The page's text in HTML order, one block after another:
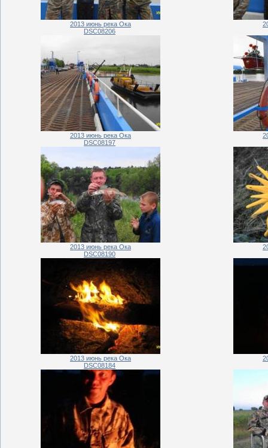
2013 июнь река Ока
DSC08206
2013 июнь река Ока
DSC08197
2013 июнь река Ока
DSC08190
2013 июнь река Ока
DSC08184